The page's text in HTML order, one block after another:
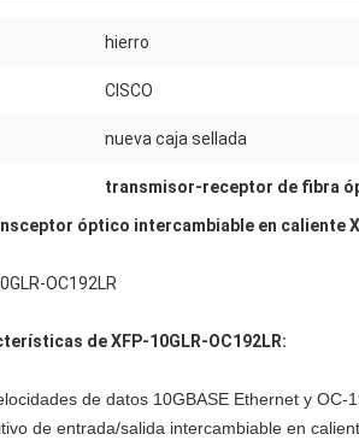
hierro
CISCO
nueva caja sellada
transmisor-receptor de fibra
óptico intercambiable en caliente
OC192LR
de XFP-10GLR-OC192LR:
de datos 10GBASE Ethernet y OC-
de entrada/salida intercambiable en